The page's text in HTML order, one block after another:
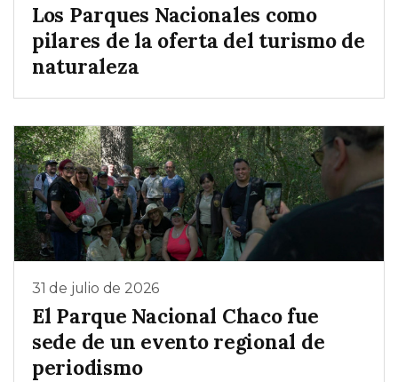
Los Parques Nacionales como
pilares de la oferta del turismo de
naturaleza
31 de julio de 2026
El Parque Nacional Chaco fue
sede de un evento regional de
periodismo